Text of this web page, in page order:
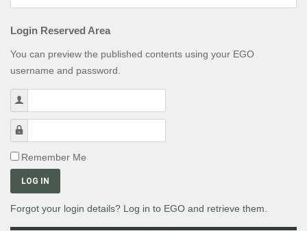
Login Reserved Area
You can preview the published contents using your EGO
username and password.
Remember Me
LOG IN
Forgot your login details? Log in to EGO and retrieve them.